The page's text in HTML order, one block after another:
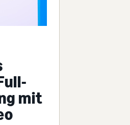
mit